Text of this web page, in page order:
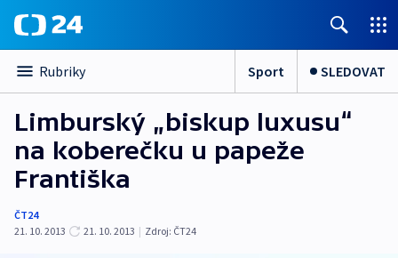
Rubriky Sport SLEDOVAT
Limburský „biskup luxusu“
na koberečku u papeže
Františka
ČT24
21. 10. 2013
21. 10. 2013 | Zdroj: ČT24